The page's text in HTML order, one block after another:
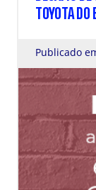
TOYOTA DO
Publicado